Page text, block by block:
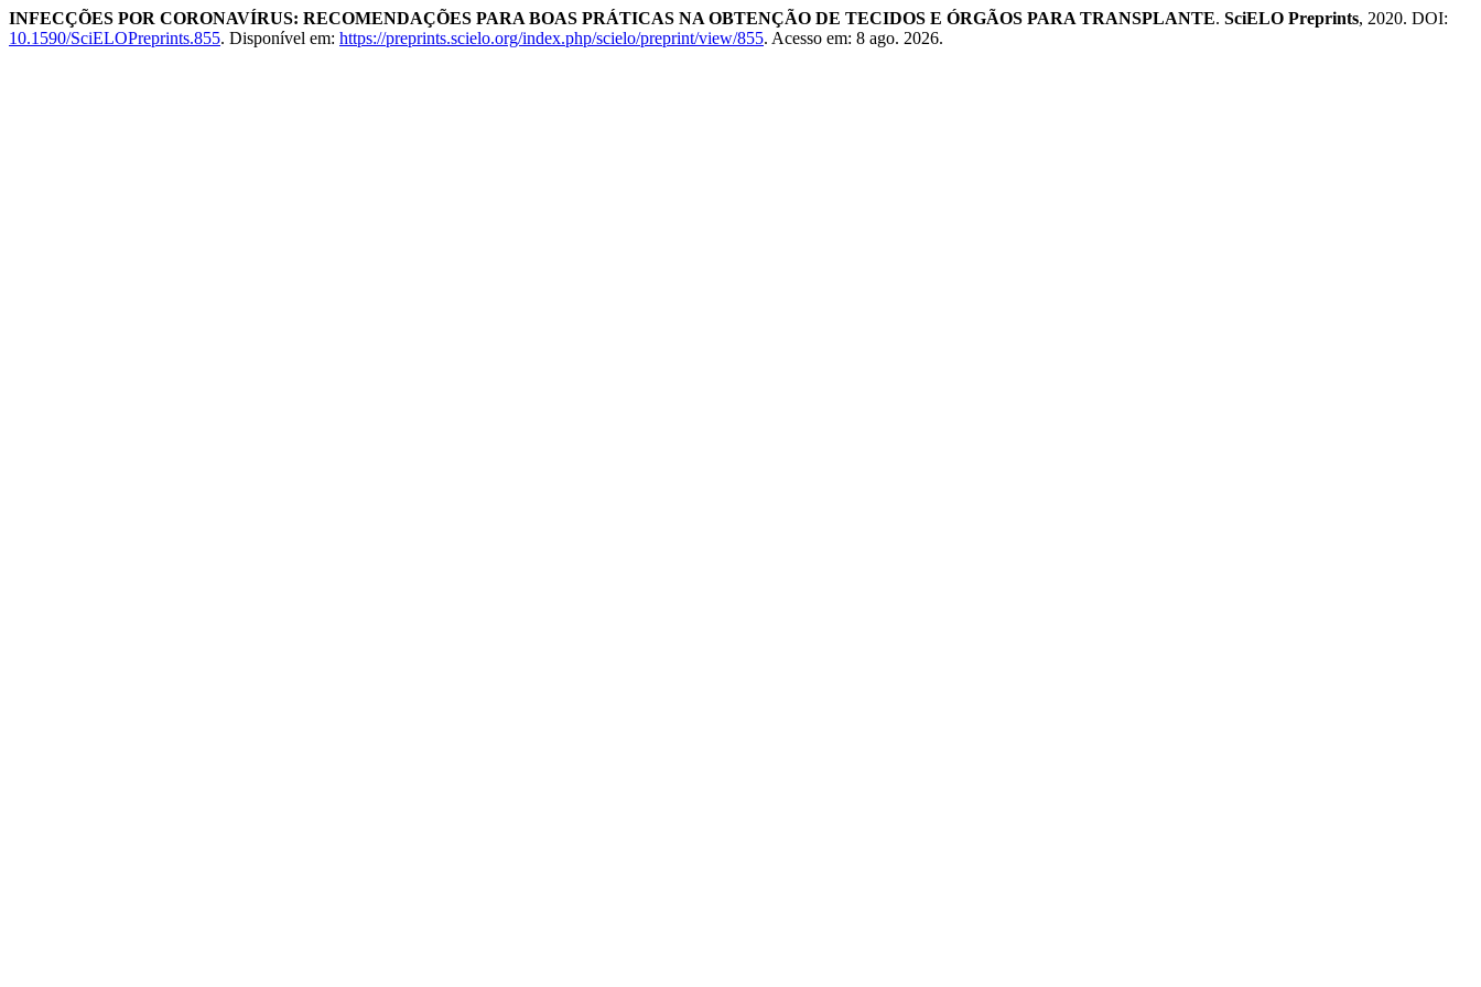
INFECÇÕES POR CORONAVÍRUS: RECOMENDAÇÕES PARA BOAS PRÁTICAS NA OBTENÇÃO DE TECIDOS E ÓRGÃOS PARA TRANSPLANTE. SciELO Preprints, 2020. DOI:
10.1590/SciELOPreprints.855. Disponível em: https://preprints.scielo.org/index.php/scielo/preprint/view/855. Acesso em: 8 ago. 2026.